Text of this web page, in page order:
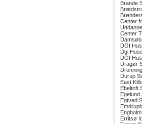
Brande
Center
Center
DGI
Dgi
DGI
Dragør
Durup
East
Ebeltoft
Egelund
Egtved
Erritsø